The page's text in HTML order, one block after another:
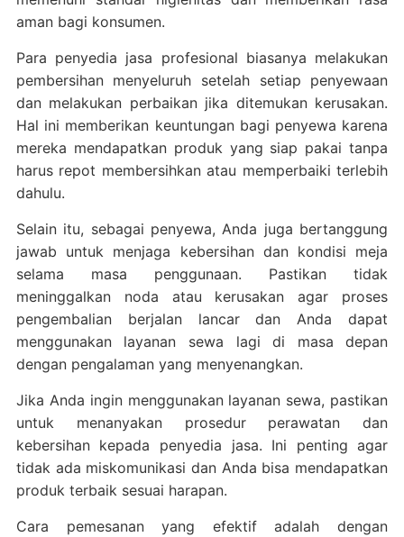
aman bagi konsumen.
Para penyedia jasa profesional biasanya melakukan
pembersihan menyeluruh setelah setiap penyewaan
dan melakukan perbaikan jika ditemukan kerusakan.
Hal ini memberikan keuntungan bagi penyewa karena
mereka mendapatkan produk yang siap pakai tanpa
harus repot membersihkan atau memperbaiki terlebih
dahulu.
Selain itu, sebagai penyewa, Anda juga bertanggung
jawab untuk menjaga kebersihan dan kondisi meja
selama masa penggunaan. Pastikan tidak
meninggalkan noda atau kerusakan agar proses
pengembalian berjalan lancar dan Anda dapat
menggunakan layanan sewa lagi di masa depan
dengan pengalaman yang menyenangkan.
Jika Anda ingin menggunakan layanan sewa, pastikan
untuk menanyakan prosedur perawatan dan
kebersihan kepada penyedia jasa. Ini penting agar
tidak ada miskomunikasi dan Anda bisa mendapatkan
produk terbaik sesuai harapan.
Cara pemesanan yang efektif adalah dengan